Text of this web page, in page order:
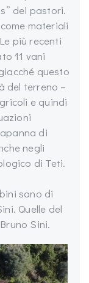
dei pastori.
materiali
più recenti
11 vani
questo
del terreno –
e quindi
di
negli
di Teti.
sono di
Quelle del
Sini.